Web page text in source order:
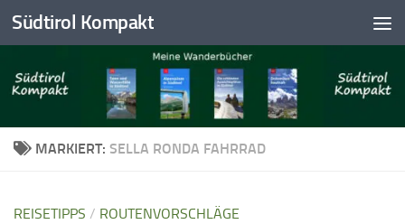
Skip to content
Südtirol Kompakt
MARKIERT: SELLA RONDA FAHRRAD
REISETIPPS / ROUTENVORSCHLÄGE